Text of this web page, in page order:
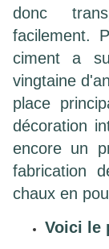
donc
facilement.
ciment a
vingtaine
place
décoration
encore un
fabrication
chaux en
Voici le